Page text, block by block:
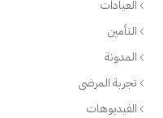
العيادات
التأمين
المدونة
تجربة المرضى
الفيديوهات